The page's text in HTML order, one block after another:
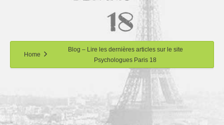
Home
Blog – Lire les dernières articles sur le site
Psychologues Paris 18